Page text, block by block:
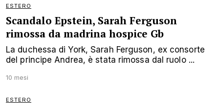
ESTERO
Scandalo Epstein, Sarah Ferguson
rimossa da madrina hospice Gb
La duchessa di York, Sarah Ferguson, ex consorte
del principe Andrea, è stata rimossa dal ruolo ...
10 mesi
ESTERO